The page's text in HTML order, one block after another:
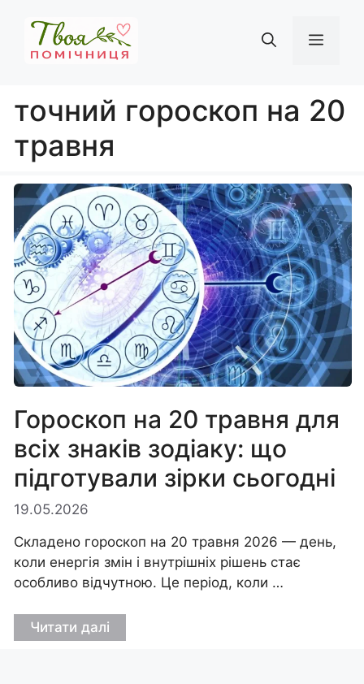
вмісту
точний гороскоп на 20
травня
Гороскоп на 20 травня для
всіх знаків зодіаку: що
підготували зірки сьогодні
19.05.2026
Складено гороскоп на 20 травня 2026 — день,
коли енергія змін і внутрішніх рішень стає
особливо відчутною. Це період, коли …
Читати далі